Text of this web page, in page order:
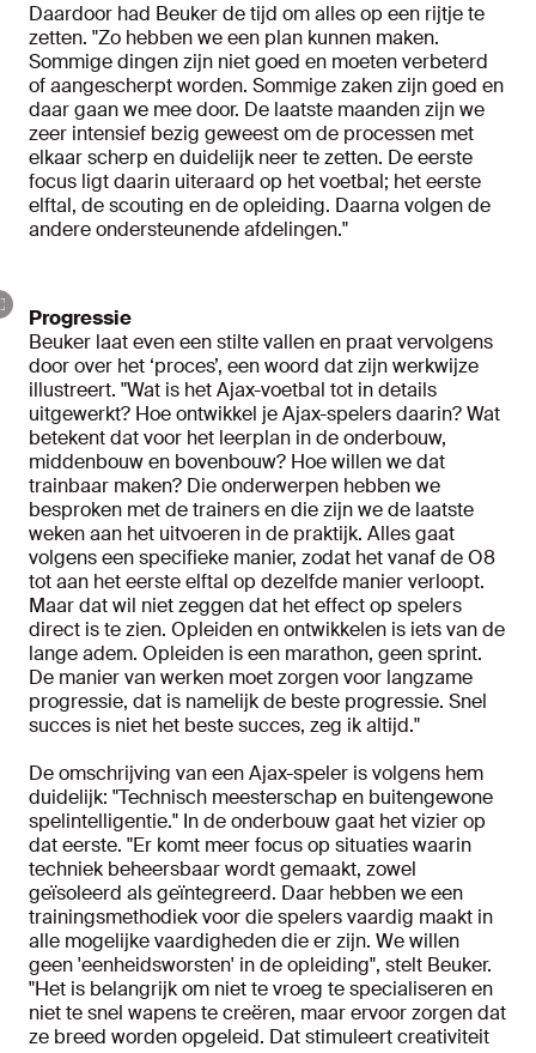
Daardoor had Beuker de tijd om alles op een rijtje te
zetten. "Zo hebben we een plan kunnen maken.
Sommige dingen zijn niet goed en moeten verbeterd
of aangescherpt worden. Sommige zaken zijn goed en
daar gaan we mee door. De laatste maanden zijn we
zeer intensief bezig geweest om de processen met
elkaar scherp en duidelijk neer te zetten. De eerste
focus ligt daarin uiteraard op het voetbal; het eerste
elftal, de scouting en de opleiding. Daarna volgen de
andere ondersteunende afdelingen."
Progressie
Beuker laat even een stilte vallen en praat vervolgens
door over het ‘proces’, een woord dat zijn werkwijze
illustreert. "Wat is het Ajax-voetbal tot in details
uitgewerkt? Hoe ontwikkel je Ajax-spelers daarin? Wat
betekent dat voor het leerplan in de onderbouw,
middenbouw en bovenbouw? Hoe willen we dat
trainbaar maken? Die onderwerpen hebben we
besproken met de trainers en die zijn we de laatste
weken aan het uitvoeren in de praktijk. Alles gaat
volgens een specifieke manier, zodat het vanaf de O8
tot aan het eerste elftal op dezelfde manier verloopt.
Maar dat wil niet zeggen dat het effect op spelers
direct is te zien. Opleiden en ontwikkelen is iets van de
lange adem. Opleiden is een marathon, geen sprint.
De manier van werken moet zorgen voor langzame
progressie, dat is namelijk de beste progressie. Snel
succes is niet het beste succes, zeg ik altijd."
De omschrijving van een Ajax-speler is volgens hem
duidelijk: "Technisch meesterschap en buitengewone
spelintelligentie." In de onderbouw gaat het vizier op
dat eerste. "Er komt meer focus op situaties waarin
techniek beheersbaar wordt gemaakt, zowel
geïsoleerd als geïntegreerd. Daar hebben we een
trainingsmethodiek voor die spelers vaardig maakt in
alle mogelijke vaardigheden die er zijn. We willen
geen 'eenheidsworsten' in de opleiding", stelt Beuker.
"Het is belangrijk om niet te vroeg te specialiseren en
niet te snel wapens te creëren, maar ervoor zorgen dat
ze breed worden opgeleid. Dat stimuleert creativiteit